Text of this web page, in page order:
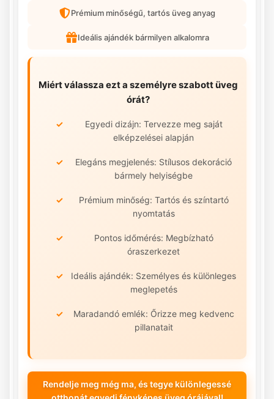
Prémium minőségű, tartós üveg anyag
Ideális ajándék bármilyen alkalomra
Miért válassza ezt a személyre szabott üveg
órát?
Egyedi dizájn: Tervezze meg saját
elképzelései alapján
Elegáns megjelenés: Stílusos dekoráció
bármely helyiségbe
Prémium minőség: Tartós és színtartó
nyomtatás
Pontos időmérés: Megbízható
óraszerkezet
Ideális ajándék: Személyes és különleges
meglepetés
Maradandó emlék: Őrizze meg kedvenc
pillanatait
Rendelje meg még ma, és tegye különlegessé